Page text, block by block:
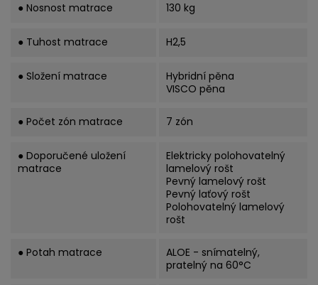
● Nosnost matrace 130 kg
● Tuhost matrace H2,5
● Složení matrace
Hybridní pěna
VISCO pěna
● Počet zón matrace 7 zón
● Doporučené uložení
matrace
Elektricky polohovatelný
lamelový rošt
Pevný lamelový rošt
Pevný laťový rošt
Polohovatelný lamelový
rošt
● Potah matrace
ALOE - snímatelný,
pratelný na 60°C